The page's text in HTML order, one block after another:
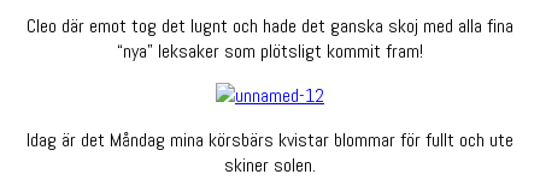
Cleo där emot tog det lugnt och hade det ganska skoj med alla fina
“nya” leksaker som plötsligt kommit fram!
Idag är det Måndag mina körsbärs kvistar blommar för fullt och ute
skiner solen.